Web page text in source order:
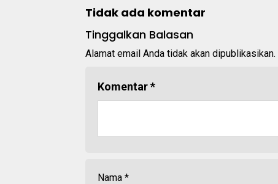
Tidak ada komentar
Tinggalkan Balasan
Alamat email Anda tidak akan dipublikasikan.
Komentar*
Nama *